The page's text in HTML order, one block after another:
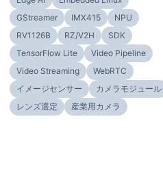
GStreamer
IMX415
NPU
RV1126B
RZ/V2H
SDK
TensorFlow Lite
Video Pipeline
Video Streaming
WebRTC
イメージセンサー
カメラモジュール
レンズ選定
産業用カメラ